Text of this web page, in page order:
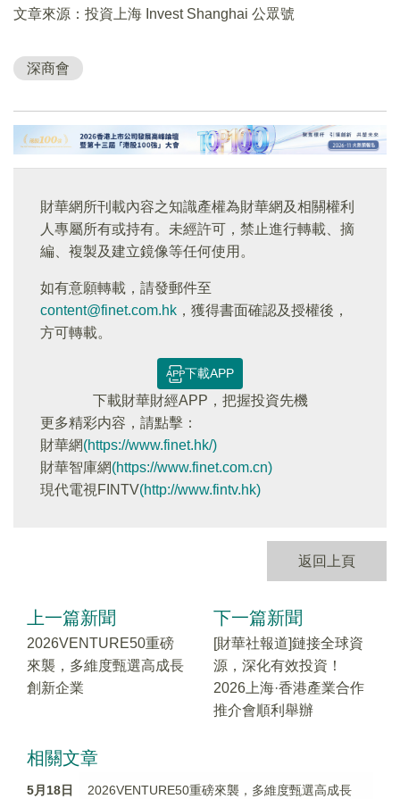
文章來源：投資上海 Invest Shanghai 公眾號
深商會
財華網所刊載內容之知識產權為財華網及相關權利
人專屬所有或持有。未經許可，禁止進行轉載、摘
編、複製及建立鏡像等任何使用。
如有意願轉載，請發郵件至
content@finet.com.hk ，獲得書面確認及授權後，
方可轉載。
下載APP
下載財華財經APP，把握投資先機
更多精彩内容，請點擊：
財華網(https://www.finet.hk/)
財華智庫網(https://www.finet.com.cn)
現代電視FINTV(http://www.fintv.hk)
返回上頁
上一篇新聞
2026VENTURE50重磅
來襲，多維度甄選高成長
創新企業
下一篇新聞
[財華社報道]鏈接全球資
源，深化有效投資！
2026上海·香港產業合作
推介會順利舉辦
相關文章
5月18日
2026VENTURE50重磅來襲，多維度甄選高成長